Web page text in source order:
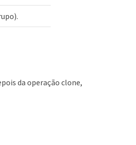
da operação clone,